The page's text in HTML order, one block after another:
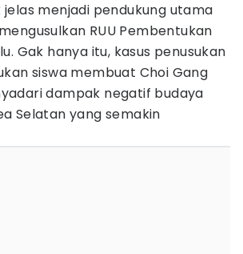
jelas menjadi pendukung utama
RUU Pembentukan
Gak hanya itu, kasus penusukan
siswa membuat Choi Gang
dampak negatif budaya
Selatan yang semakin